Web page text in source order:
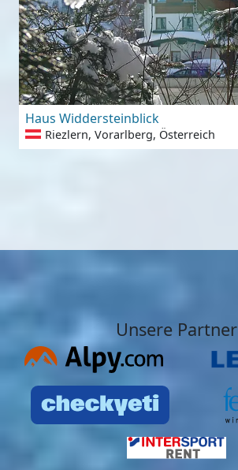
Haus Widdersteinblick
Riezlern, Vorarlberg, Österreich
Unsere Partner